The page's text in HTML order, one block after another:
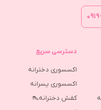
دسترسی سریع
اکسسوری دخترانه
اکسسوری پسرانه
کفش دخترانه👠